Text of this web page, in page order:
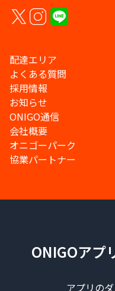
配達エリア
よくある質問
採用情報
お知らせ
ONIGO通信
会社概要
オニゴーパーク
協業パートナー
ONIGOアプ
アプリの